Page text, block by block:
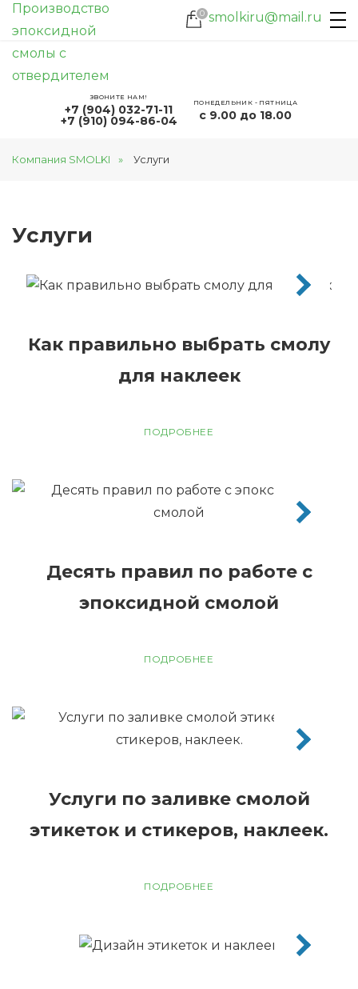
работы. Просьба оформлять заказ на СМОЛУ
0 smolkiru@mail.ru
ЗВОНИТЕ НАМ!
+7 (904) 032-71-11
+7 (910) 094-86-04
ПОНЕДЕЛЬНИК - ПЯТНИЦА
с 9.00 до 18.00
Компания SMOLKI Услуги
Услуги
Как правильно выбрать смолу
для наклеек
ПОДРОБНЕЕ
Десять правил по работе с
эпоксидной смолой
ПОДРОБНЕЕ
Услуги по заливке смолой
этикеток и стикеров, наклеек.
ПОДРОБНЕЕ